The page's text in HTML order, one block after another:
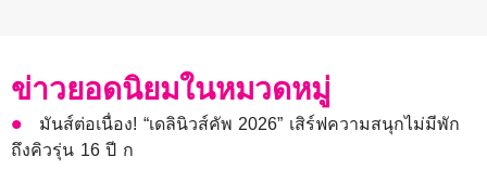
ข่าวยอดนิยมในหมวดหมู่
มันส์ต่อเนื่อง! “เดลินิวส์คัพ 2026” เสิร์ฟความสนุกไม่มีพัก
ถึงคิวรุ่น 16 ปี ก